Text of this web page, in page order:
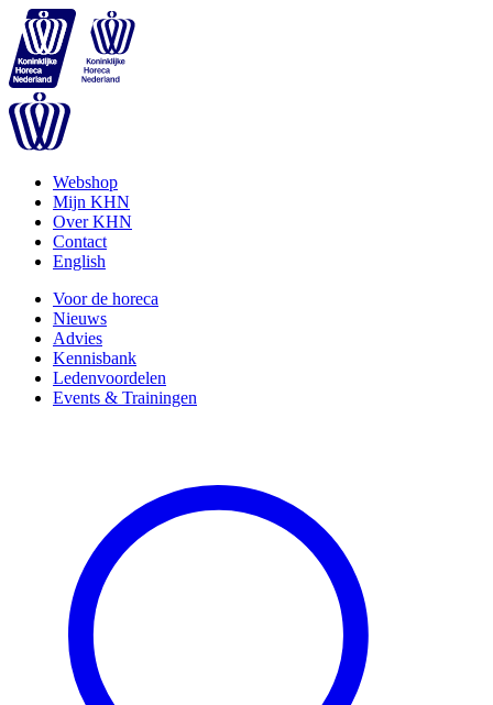
Webshop
Mijn KHN
Over KHN
Contact
English
Voor de horeca
Nieuws
Advies
Kennisbank
Ledenvoordelen
Events & Trainingen